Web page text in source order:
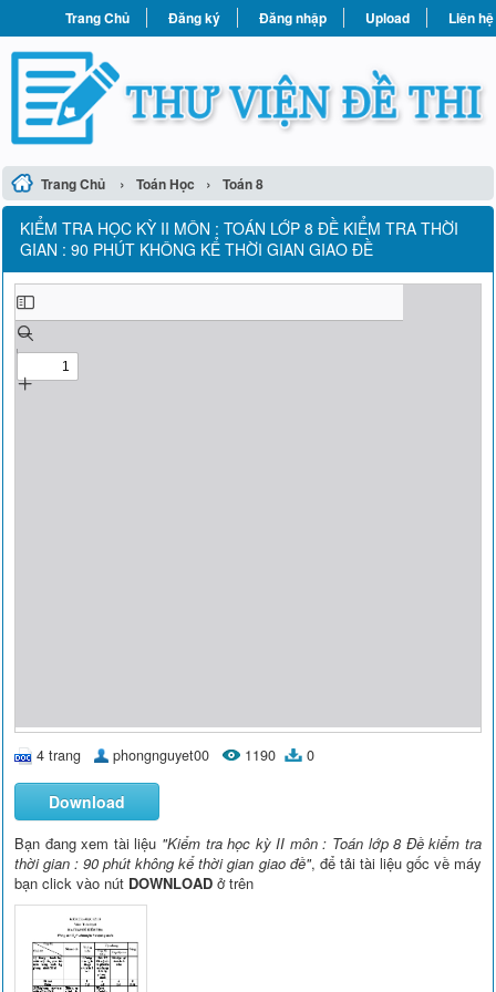
Trang Chủ Đăng ký Đăng nhập Upload Liên hệ
Trang Chủ › Toán Học › Toán 8
KIỂM TRA HỌC KỲ II MÔN : TOÁN LỚP 8 ĐỀ KIỂM TRA THỜI
GIAN : 90 PHÚT KHÔNG KỂ THỜI GIAN GIAO ĐỀ
4 trang phongnguyet00 1190 0
Download
Bạn đang xem tài liệu "Kiểm tra học kỳ II môn : Toán lớp 8 Đề kiểm tra
thời gian : 90 phút không kể thời gian giao đề", để tải tài liệu gốc về máy
bạn click vào nút DOWNLOAD ở trên